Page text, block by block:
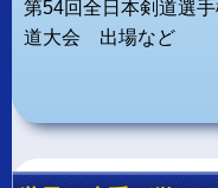
第54回全日本剣道選
道大会 出場など